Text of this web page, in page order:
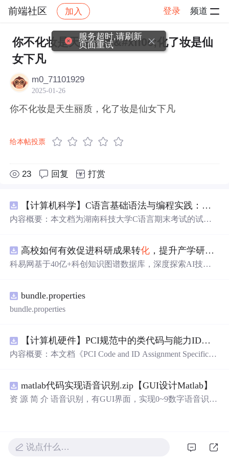
前端社区 加入 登录 频道
社区 前端社区 感慨 帖子详情
你不化妆是天生丽质&#xff0c;化了妆是仙
女下凡
m0_71101929
2025-01-26
你不化妆是天生丽质，化了妆是仙女下凡
给本帖投票
23 回复 打赏
【计算机科学】C语言基础语法与编程实践：湖南科技大学期末考试核心知识点解析
内容概要：本文档为湖南科技大学C语言期末考试的试题
循环）、数组、字符串处理、函数定义与调用、指针初步
等内容。题目形式为单项选择题，每道题后附有正确答
业学习C语言课程的学生，特别是准备期末考试或需要强
化
基础知识的初学者。; 使用场景及目标：①用于考前复
习，检验对C语言核心概念的掌握程度；②辅助教师出题
辑分析能力。; 阅读建议：建议结合教材和上机实践进行练
习，重点关注易错题和涉及复杂逻辑控制的题目，理解每
道题背后的程序执行流程，以达到真正掌握语言特性的目
高校如何有效促进科研成果转化 ，提升产学研合作效率？.docx
科易网基于40亿+科创知识图谱数据库，深度探索AI技术
新领域的AI+数智化解决方案，推动科技创新与产业创新
智能化发展。
bundle.properties
bundle.properties
【计算机硬件】PCI规范中的类代码与能力ID分配：设备功能分类及扩展能力标识系统设计
内容概要：本文档《PCI Code and ID Assignment Specificati
力标识（Extended Capability IDs）的标准编码规范。文档
详细列出了各类设备的功能分类，包括存储控制器、网络
matlab代码实现语音识别.zip【GUI设计Matlab】
资 源 简 介 语音识别，有GUI界面，实现0~9数字语音识别
它在许多领域有广泛的应用，包括语音助手、语音控制和
自动语音识别。语音识别技术的发展使得我们能够通过语
说点什么…
服务超时,请刷新
页面重试